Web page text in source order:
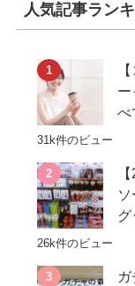
人気記事ラン
ー
べ
31k件のビュー
グ
26k件のビュー